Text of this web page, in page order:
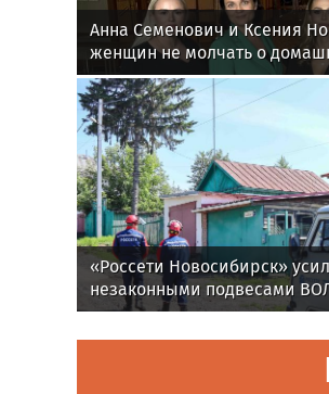
Анна Семенович и Ксения
женщин не молчать о
«Россети Новосибирск»
незаконными подвесами
проверок вырос в 1,5 раза